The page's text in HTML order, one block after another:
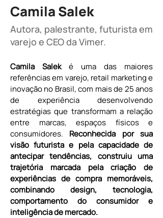
Camila Salek
Autora, palestrante, futurista em
varejo e CEO da Vimer.
Camila Salek é uma das maiores
referências em varejo, retail marketing e
inovação no Brasil, com mais de 25 anos
de experiência desenvolvendo
estratégias que transformam a relação
entre marcas, espaços físicos e
consumidores. Reconhecida por sua
visão futurista e pela capacidade de
antecipar tendências, construiu uma
trajetória marcada pela criação de
experiências de compra memoráveis,
combinando design, tecnologia,
comportamento do consumidor e
inteligência de mercado.